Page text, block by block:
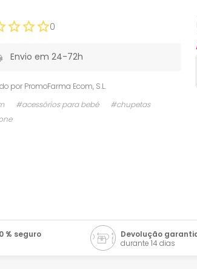
0
Envio em 24-72h
por PromoFarma Ecom, S.L.
#acessórios para bebé
#chupetas
% seguro
Devolução
durante 14 dias